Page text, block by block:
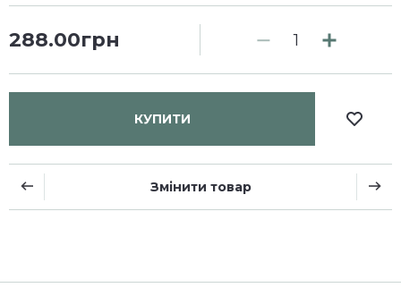
288.00грн
КУПИТИ
Змінити товар